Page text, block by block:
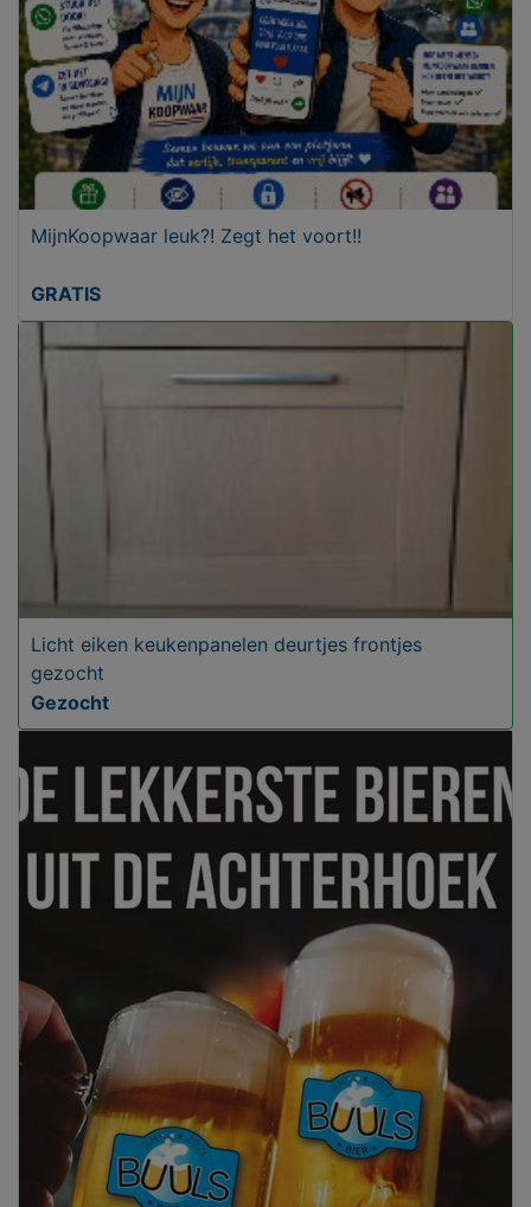
MijnKoopwaar leuk?! Zegt het voort!!
GRATIS
Licht eiken keukenpanelen deurtjes frontjes
gezocht
Gezocht